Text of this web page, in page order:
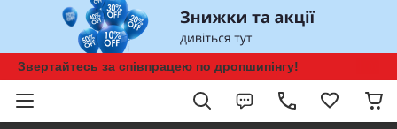
Звертайтесь за співпрацею по дропшипінгу!